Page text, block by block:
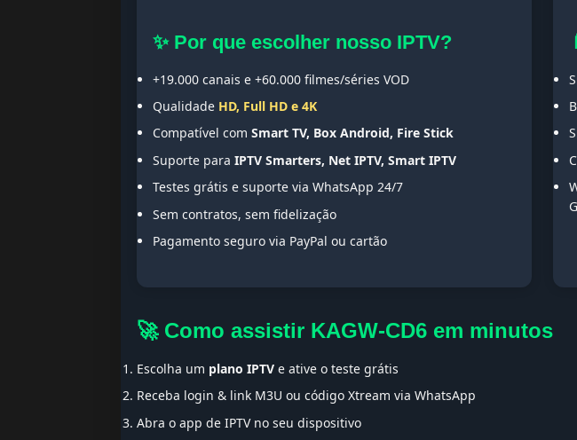
✨ Por que escolher nosso IPTV?
+19.000 canais e +60.000 filmes/séries VOD
Qualidade HD, Full HD e 4K
Compatível com Smart TV, Box Android, Fire Stick
Suporte para IPTV Smarters, Net IPTV, Smart IPTV
Testes grátis e suporte via WhatsApp 24/7
Sem contratos, sem fidelização
Pagamento seguro via PayPal ou cartão
🚀 Como assistir KAGW-CD6 em minutos
Escolha um plano IPTV e ative o teste grátis
Receba login & link M3U ou código Xtream via WhatsApp
Abra o app de IPTV no seu dispositivo